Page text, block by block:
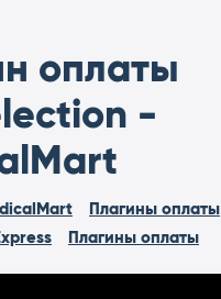
оплаты
-
Плагины оплаты
Плагины оплаты